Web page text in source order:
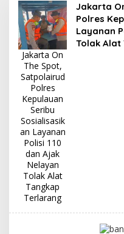
Jakarta On
The Spot,
Satpolairud
Polres
Kepulauan
Seribu
Sosialisasik
an Layanan
Polisi 110
dan Ajak
Nelayan
Tolak Alat
Tangkap
Terlarang
Jakarta
Polres
Layanan
Tolak Alat